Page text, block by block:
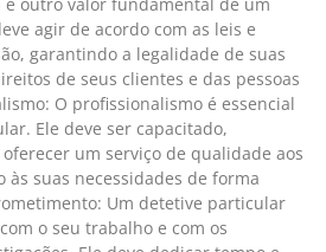
agir de acordo com as leis e
garantindo a legalidade de suas
de seus clientes e das pessoas
O profissionalismo é essencial
Ele deve ser capacitado,
um serviço de qualidade aos
às suas necessidades de forma
Um detetive particular
o seu trabalho e com os